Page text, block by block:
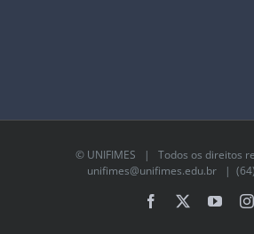
© UNIFIMES | Todos os direitos
unifimes@unifimes.edu.br| (64)
Facebook